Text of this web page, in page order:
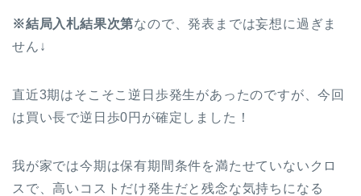
※結局入札結果次第なので、発表までは妄想に過ぎま
せん↓
直近3期はそこそこ逆日歩発生があったのですが、今回
は買い長で逆日歩0円が確定しました！
我が家では今期は保有期間条件を満たせていないクロ
スで、高いコストだけ発生だと残念な気持ちになる